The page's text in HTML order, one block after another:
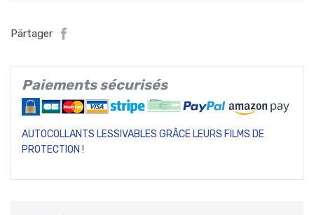
Pärtager
Paiements sécurisés
AUTOCOLLANTS LESSIVABLES GRÂCE LEURS FILMS DE
PROTECTION !